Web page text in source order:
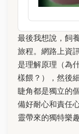
最後我想說，飼
旅程。網路上資
是理解原理（為
樣餵？），然後
睫角都是獨立的
備好耐心和責任
靈帶來的獨特樂趣